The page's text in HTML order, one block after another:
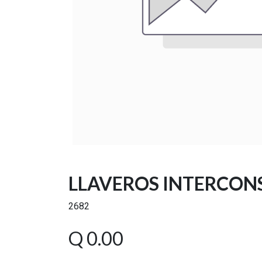
LLAVEROS
2682
Q 0.00